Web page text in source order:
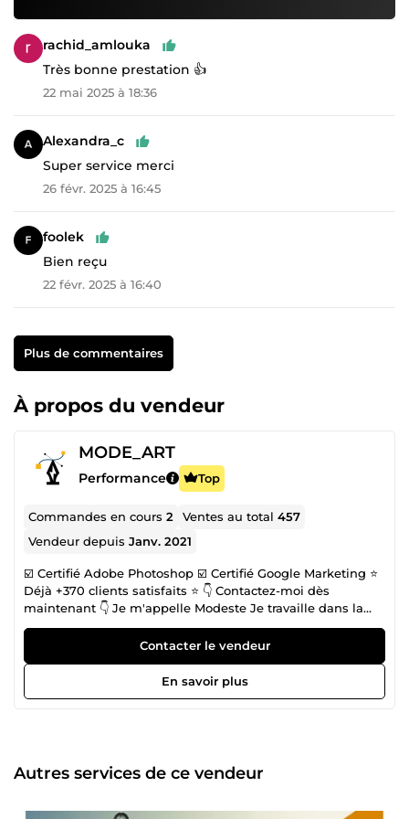
rachid_amlouka
Très bonne prestation 👍
22 mai 2025 à 18:36
Alexandra_c
Super service merci
26 févr. 2025 à 16:45
foolek
Bien reçu
22 févr. 2025 à 16:40
Plus de commentaires
À propos du vendeur
MODE_ART
Performance Top
Commandes en cours2 Ventes au total457
Vendeur depuisJanv. 2021
☑️ Certifié Adobe Photoshop ☑️ Certifié Google Marketing ⭐
Déjà +370 clients satisfaits ⭐ 👇 Contactez-moi dès
maintenant 👇 Je m'appelle Modeste Je travaille dans la
retouche, la création des designs et l'édition de site web ►
8 ans d'expérience (2017 à 2025) avec les logiciels Adobe
Photoshop, Adobe Illustrator, WordPress et Shopify. Voici
les services de conception et de retouche que je fournis: 🎨
Graphisme : Services graphiques comprenant la création
web avec WordPress et Shopify Création de sites web
professionnels et fonctionnels en utilisant les plateformes
Contacter le vendeur
En savoir plus
Autres services de ce vendeur